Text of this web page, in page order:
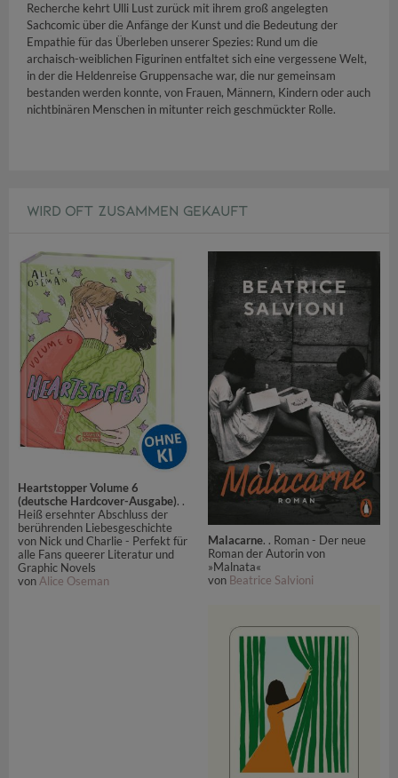
Recherche kehrt Ulli Lust zurück mit ihrem groß angelegten
Sachcomic über die Anfänge der Kunst und die Bedeutung der
Empathie für das Überleben unserer Spezies: Rund um die
archaisch-weiblichen Figurinen entfaltet sich eine vergessene Welt,
in der die Heldenreise Gruppensache war, die nur gemeinsam
bestanden werden konnte, von Frauen, Männern, Kindern oder auch
nichtbinären Menschen in mitunter reich geschmückter Rolle.
WIRD OFT ZUSAMMEN GEKAUFT
Heartstopper Volume 6
(deutsche Hardcover-Ausgabe). .
Heiß ersehnter Abschluss der
berührenden Liebesgeschichte
von Nick und Charlie - Perfekt für
alle Fans queerer Literatur und
Graphic Novels
vonAlice Oseman
Malacarne. . Roman - Der neue
Roman der Autorin von
»Malnata«
von Beatrice Salvioni